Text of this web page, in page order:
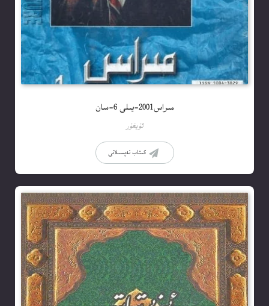
مىراس2001-يىلى 6-سان
ئۇيغۇر
كىتاب تەپسىلاتى